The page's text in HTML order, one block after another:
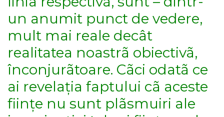
un anumit punct de vedere,
mult mai reale decât
realitatea noastrã obiectivã,
înconjurãtoare. Cãci odatã ce
ai revelația faptului cã aceste
ființe nu sunt plãsmuiri ale